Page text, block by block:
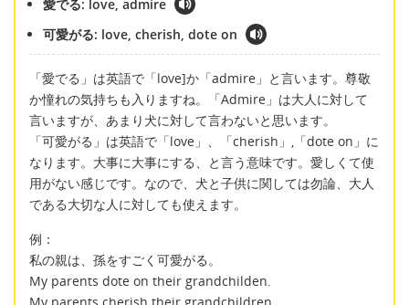
愛でる: love, admire
可愛がる: love, cherish, dote on
「愛でる」は英語で「love]か「admire」と言います。尊敬
か憧れの気持ちも入りますね。「Admire」は大人に対して
言いますが、あまり犬に対して言わないと思います。
「可愛がる」は英語で「love」、「cherish」,「dote on」に
なります。大事に大事にする、と言う意味です。愛しくて使
用がない感じです。なので、犬と子供に関しては勿論、大人
である大切な人に対しても使えます。
例：
私の親は、孫をすごく可愛がる。
My parents dote on their grandchilden.
My parents cherish their grandchildren.